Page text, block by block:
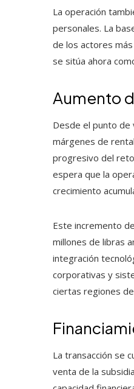
La operación
personales. La
de los actores
se sitúa ahora
Aumento
Desde el punto de
márgenes de
progresivo del
espera que la
crecimiento
Este incremento
millones de libras
integración
corporativas y
ciertas regiones
La transacción se
venta de la